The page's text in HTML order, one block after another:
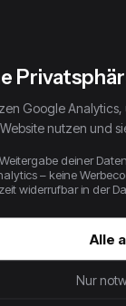
Google
nutzen und
deiner
– keine
widerrufbar in der
Alle
Nur